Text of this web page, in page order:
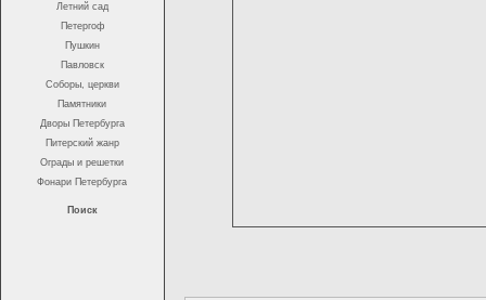
Летний сад
Петергоф
Пушкин
Павловск
Соборы, церкви
Памятники
Дворы Петербурга
Питерский жанр
Ограды и решетки
Фонари Петербурга
Поиск